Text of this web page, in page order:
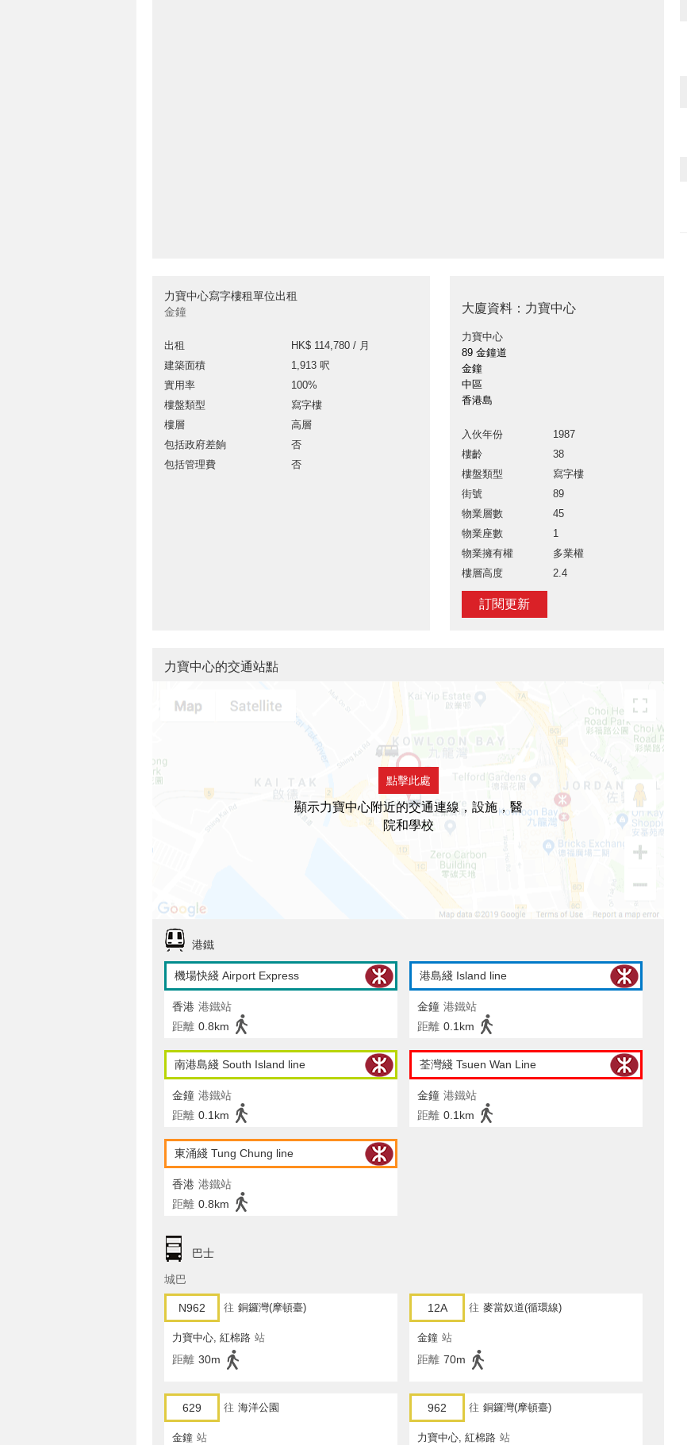
力寶中心寫字樓租單位出租
金鐘
出租
HK$ 114,780 / 月
建築面積
1,913 呎
實用率
100%
樓盤類型
寫字樓
樓層
高層
包括政府差餉
否
包括管理費
否
大廈資料：力寶中心
力寶中心
89 金鐘道
金鐘
中區
香港島
入伙年份
1987
樓齡
38
樓盤類型
寫字樓
街號
89
物業層數
45
物業座數
1
物業擁有權
多業權
樓層高度
2.4
訂閱更新
力寶中心的交通站點
點擊此處
顯示力寶中心附近的交通連線，設施，醫
院和學校
港鐵
機場快綫 Airport Express
香港 港鐵站
距離 0.8km
港島綫 Island line
金鐘 港鐵站
距離 0.1km
南港島綫 South Island line
金鐘 港鐵站
距離 0.1km
荃灣綫 Tsuen Wan Line
金鐘 港鐵站
距離 0.1km
東涌綫 Tung Chung line
香港 港鐵站
距離 0.8km
巴士
城巴
N962 往 銅鑼灣(摩頓臺)
力寶中心, 紅棉路 站
距離 30m
12A 往 麥當奴道(循環線)
金鐘 站
距離 70m
629 往 海洋公園
金鐘 站
962 往 銅鑼灣(摩頓臺)
力寶中心, 紅棉路 站